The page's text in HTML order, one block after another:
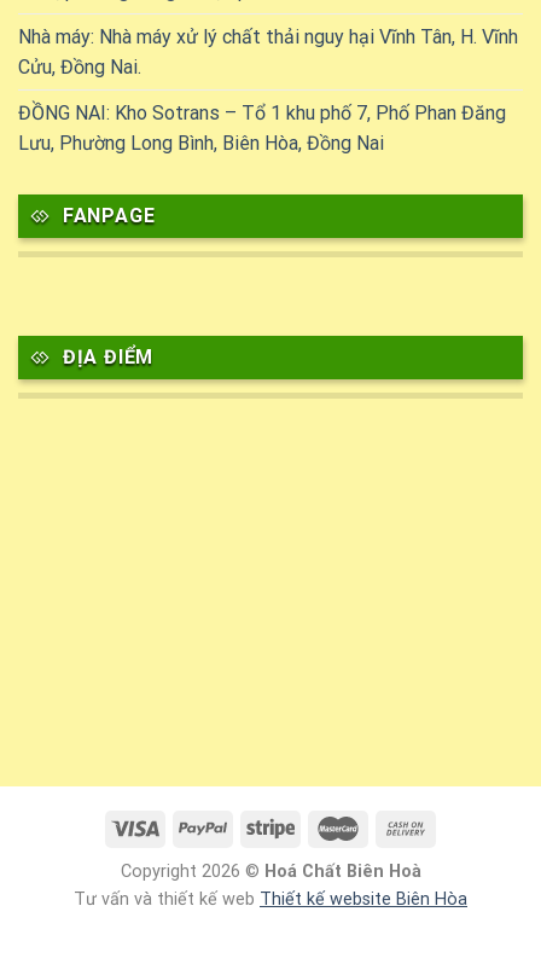
Nhà máy: Nhà máy xử lý chất thải nguy hại Vĩnh Tân, H. Vĩnh
Cửu, Đồng Nai.
ĐỒNG NAI: Kho Sotrans – Tổ 1 khu phố 7, Phố Phan Đăng
Lưu, Phường Long Bình, Biên Hòa, Đồng Nai
FANPAGE
ĐỊA ĐIỂM
Copyright 2026 © Hoá Chất Biên Hoà
Tư vấn và thiết kế web Thiết kế website Biên Hòa